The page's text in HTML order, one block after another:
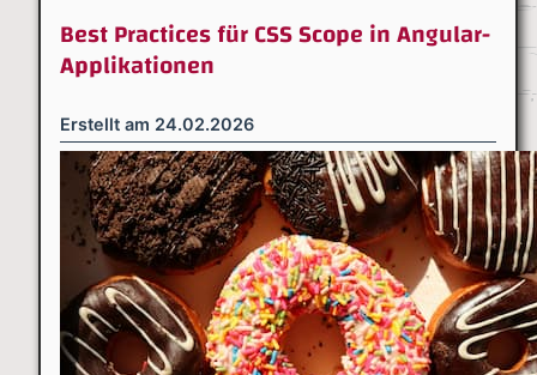
Best Practices für CSS Scope in Angular-
Applikationen
Erstellt am 24.02.2026